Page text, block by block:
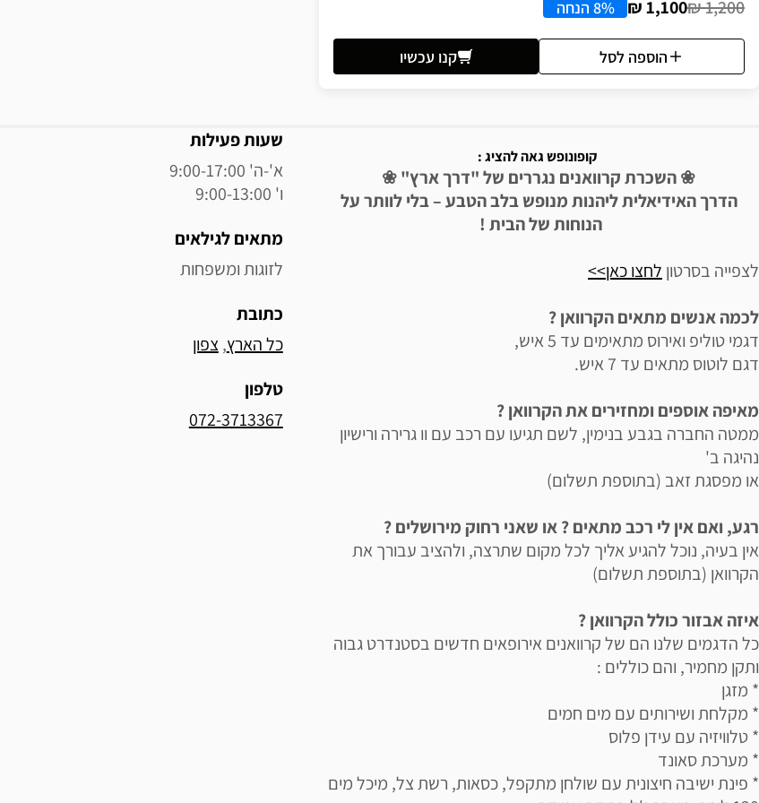
1,200 ₪
1,100 ₪ 8% הנחה
הוספה לסל קנו עכשיו
קופונופש גאה להציג :
❀ השכרת קרוואנים נגררים של "דרך ארץ" ❀
הדרך האידיאלית ליהנות מנופש בלב הטבע – בלי לוותר על
הנוחות של הבית !
לצפייה בסרטון לחצו כאן>>
לכמה אנשים מתאים הקרוואן ?
דגמי טוליפ ואירוס מתאימים עד 5 איש,
דגם לוטוס מתאים עד 7 איש.
מאיפה אוספים ומחזירים את הקרוואן ?
ממטה החברה בגבע בנימין, לשם תגיעו עם רכב עם וו גרירה ורישיון
נהיגה ב'
או מפסגת זאב (בתוספת תשלום)
רגע, ואם אין לי רכב מתאים ? או שאני רחוק מירושלים ?
אין בעיה, נוכל להגיע אליך לכל מקום שתרצה, ולהציב עבורך את
הקרוואן (בתוספת תשלום)
איזה אבזור כולל הקרוואן ?
כל הדגמים שלנו הם של קרוואנים אירופאים חדשים בסטנדרט גבוה
ותקן מחמיר, והם כוללים :
* מזגן
* מקלחת ושירותים עם מים חמים
* טלוויזיה עם עידן פלוס
* מערכת סאונד
* פינת ישיבה חיצונית עם שולחן מתקפל, כסאות, רשת צל, מיכל מים
מידע נוסף
שעות פעילות
ו' 9:00-13:00
מתאים לגילאים
לזוגות ומשפחות
כתובת
כל הארץ, צפון
טלפון
072-3713367